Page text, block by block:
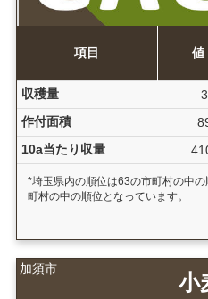
項目 値
収穫量
作付面積
10a当たり収量
*埼玉県内の順位は63の市町村の中
町村の中の順位となっています。
加須市
小